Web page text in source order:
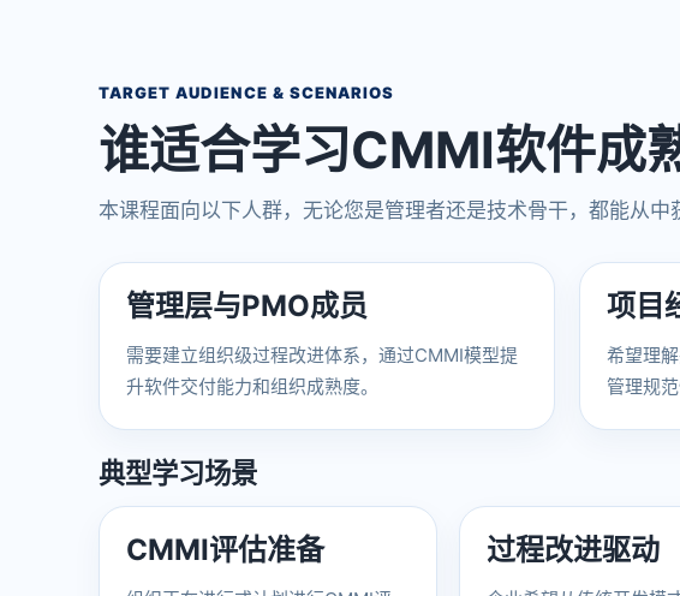
TARGET AUDIENCE & SCENARIOS
谁适合学习CMMI软件成
本课程面向以下人群，无论您是管理者还是技术骨干，都能从中
管理层与PMO成员
需要建立组织级过程改进体系，通过CMMI模型提
升软件交付能力和组织成熟度。
项目
希望理
管理规
典型学习场景
CMMI评估准备 过程改进驱动